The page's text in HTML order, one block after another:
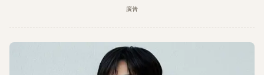
廣告